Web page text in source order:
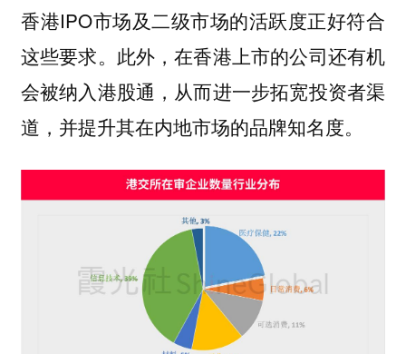
香港IPO市场及二级市场的活跃度正好符合
这些要求。此外，在香港上市的公司还有机
会被纳入港股通，从而进一步拓宽投资者渠
道，并提升其在内地市场的品牌知名度。